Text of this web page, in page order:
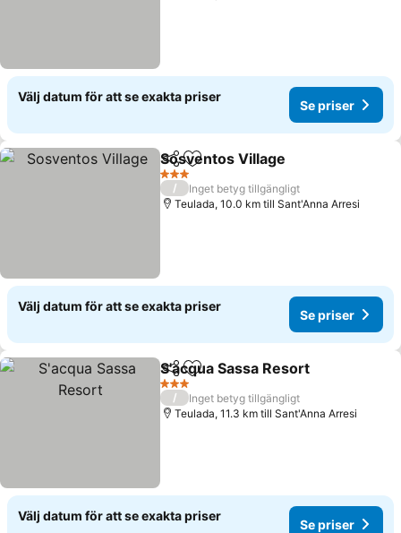
Välj datum för att se exakta priser
Se priser
Dela Lägg till i Mina Favoriter
Sosventos Village
3 Stjärnor
/
Inget betyg tillgängligt
Teulada, 10.0 km till Sant'Anna Arresi
Välj datum för att se exakta priser
Se priser
Dela Lägg till i Mina Favoriter
S'acqua Sassa Resort
3 Stjärnor
/
Inget betyg tillgängligt
Teulada, 11.3 km till Sant'Anna Arresi
Välj datum för att se exakta priser
Se priser